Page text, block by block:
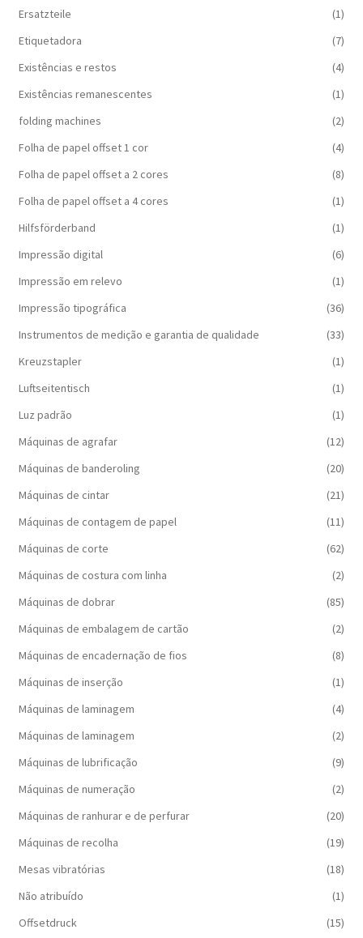
Ersatzteile
(1)
Etiquetadora
(7)
Existências e restos
(4)
Existências remanescentes
(1)
folding machines
(2)
Folha de papel offset 1 cor
(4)
Folha de papel offset a 2 cores
(8)
Folha de papel offset a 4 cores
(1)
Hilfsförderband
(1)
Impressão digital
(6)
Impressão em relevo
(1)
Impressão tipográfica
(36)
Instrumentos de medição e garantia de qualidade
(33)
Kreuzstapler
(1)
Luftseitentisch
(1)
Luz padrão
(1)
Máquinas de agrafar
(12)
Máquinas de banderoling
(20)
Máquinas de cintar
(21)
Máquinas de contagem de papel
(11)
Máquinas de corte
(62)
Máquinas de costura com linha
(2)
Máquinas de dobrar
(85)
Máquinas de embalagem de cartão
(2)
Máquinas de encadernação de fios
(8)
Máquinas de inserção
(1)
Máquinas de laminagem
(4)
Máquinas de laminagem
(2)
Máquinas de lubrificação
(9)
Máquinas de numeração
(2)
Máquinas de ranhurar e de perfurar
(20)
Máquinas de recolha
(19)
Mesas vibratórias
(18)
Não atribuído
(1)
Offsetdruck
(15)